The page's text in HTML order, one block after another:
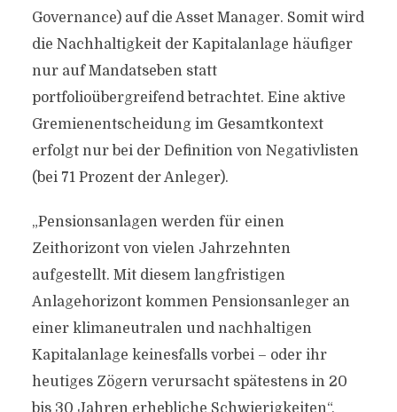
Governance) auf die Asset Manager. Somit wird
die Nachhaltigkeit der Kapitalanlage häufiger
nur auf Mandatseben statt
portfolioübergreifend betrachtet. Eine aktive
Gremienentscheidung im Gesamtkontext
erfolgt nur bei der Definition von Negativlisten
(bei 71 Prozent der Anleger).
„Pensionsanlagen werden für einen
Zeithorizont von vielen Jahrzehnten
aufgestellt. Mit diesem langfristigen
Anlagehorizont kommen Pensionsanleger an
einer klimaneutralen und nachhaltigen
Kapitalanlage keinesfalls vorbei – oder ihr
heutiges Zögern verursacht spätestens in 20
bis 30 Jahren erhebliche Schwierigkeiten“,